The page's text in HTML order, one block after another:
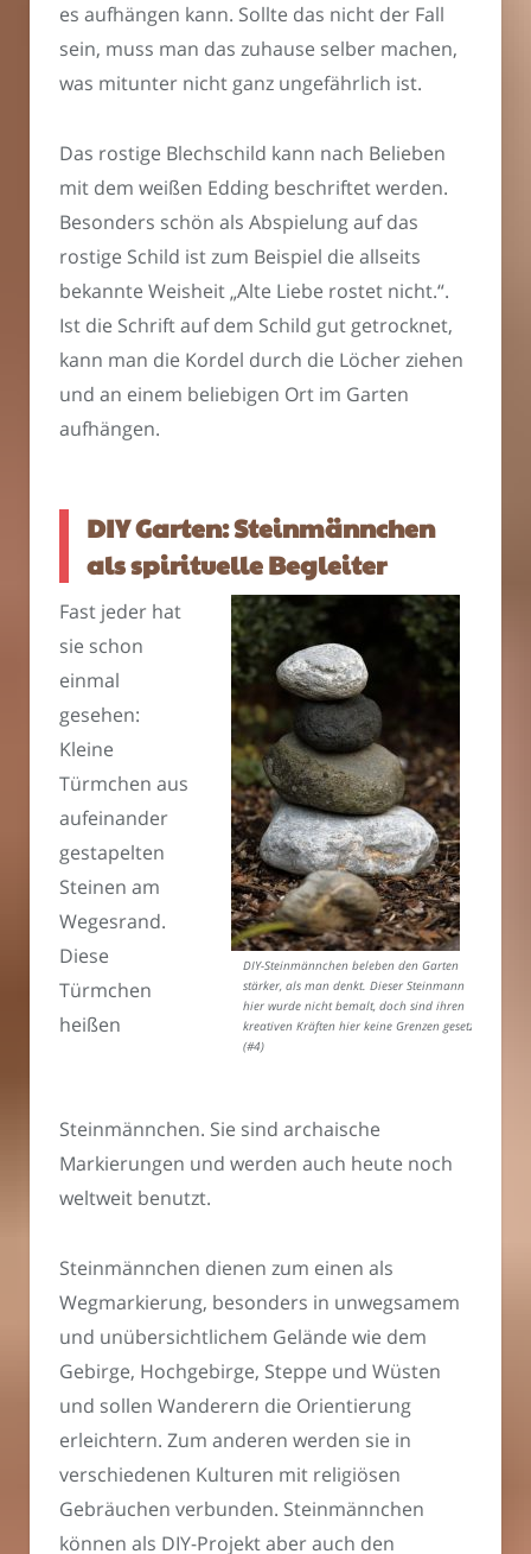
es aufhängen kann. Sollte das nicht der Fall
sein, muss man das zuhause selber machen,
was mitunter nicht ganz ungefährlich ist.
Das rostige Blechschild kann nach Belieben
mit dem weißen Edding beschriftet werden.
Besonders schön als Abspielung auf das
rostige Schild ist zum Beispiel die allseits
bekannte Weisheit „Alte Liebe rostet nicht.“.
Ist die Schrift auf dem Schild gut getrocknet,
kann man die Kordel durch die Löcher ziehen
und an einem beliebigen Ort im Garten
aufhängen.
DIY Garten: Steinmännchen
als spirituelle Begleiter
DIY-Steinmännchen beleben den Garten
stärker, als man denkt. Dieser Steinmann
hier wurde nicht bemalt, doch sind ihren
kreativen Kräften hier keine Grenzen gesetzt.
(#4)
Fast jeder hat
sie schon
einmal
gesehen:
Kleine
Türmchen aus
aufeinander
gestapelten
Steinen am
Wegesrand.
Diese
Türmchen
heißen
Steinmännchen. Sie sind archaische
Markierungen und werden auch heute noch
weltweit benutzt.
Steinmännchen dienen zum einen als
Wegmarkierung, besonders in unwegsamem
und unübersichtlichem Gelände wie dem
Gebirge, Hochgebirge, Steppe und Wüsten
und sollen Wanderern die Orientierung
erleichtern. Zum anderen werden sie in
verschiedenen Kulturen mit religiösen
Gebräuchen verbunden. Steinmännchen
können als DIY-Projekt aber auch den